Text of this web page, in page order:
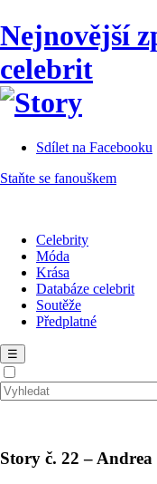
Nejnovější
celebrit
Sdílet na Facebooku
Staňte se fanouškem
Celebrity
Móda
Krása
Databáze celebrit
Soutěže
Předplatné
☰
Story č. 22 – Andrea